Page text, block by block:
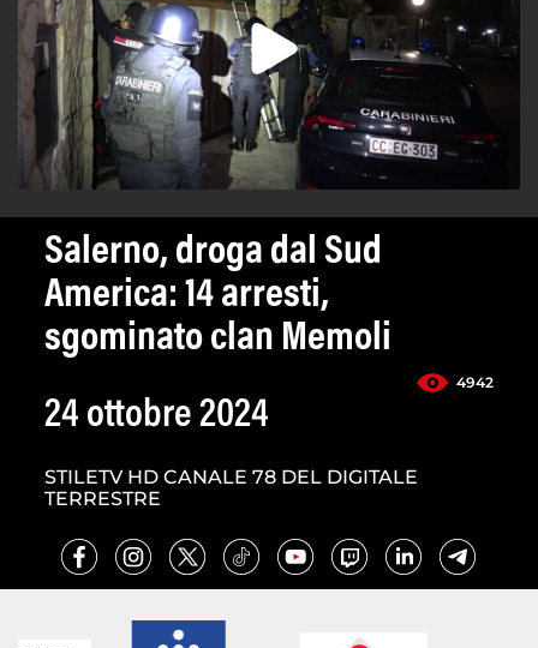
Salerno, droga dal Sud
America: 14 arresti,
sgominato clan Memoli
4942
24 ottobre 2024
STILETV HD CANALE 78 DEL DIGITALE
TERRESTRE